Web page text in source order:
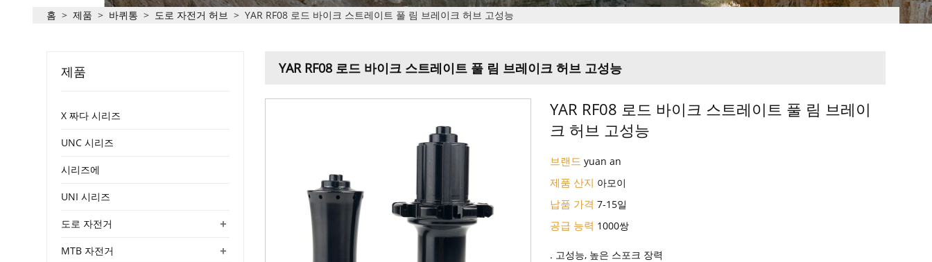
홈 > 제품 > 바퀴통 > 도로 자전거 허브 > YAR RF08 로드 바이크 스트레이트 풀 림 브레이크 허브 고성능
YAR RF08 로드 바이크 스트레이트 풀 림 브레이크 허브 고성능
YAR RF08 로드 바이크 스트레이트 풀 림 브레이
크 허브 고성능
브랜드yuan an
제품 산지 아모이
납품 가격7-15일
공급 능력 1000쌍
. 고성능, 높은 스포크 장력
제품
X 짜다 시리즈
UNC 시리즈
시리즈에
UNI 시리즈
+
도로 자전거
+
MTB 자전거